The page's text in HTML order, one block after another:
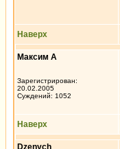
Наверх
Максим А
Зарегистрирован:
20.02.2005
Суждений: 1052
Наверх
Dzenych